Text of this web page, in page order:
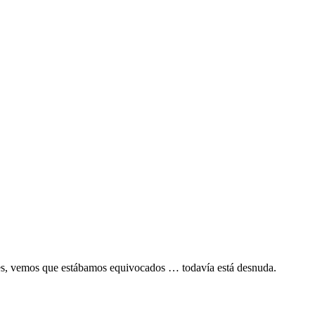
vemos que estábamos equivocados … todavía está desnuda.